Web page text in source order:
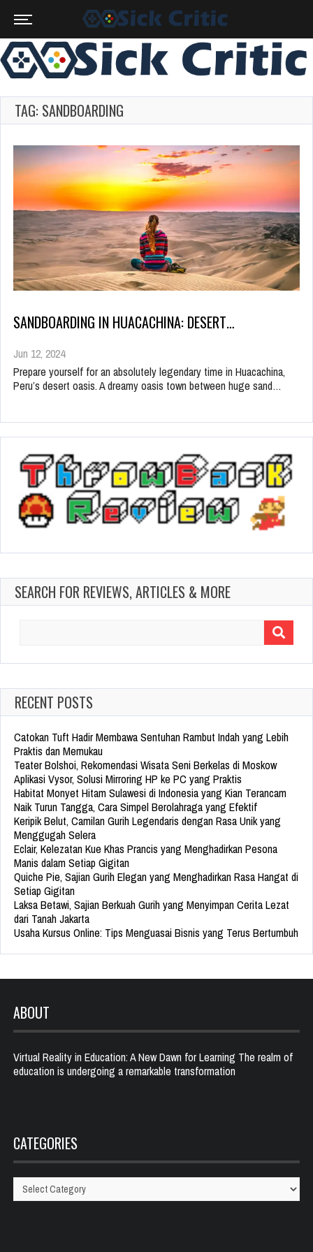
TAG: SANDBOARDING
SANDBOARDING IN HUACACHINA: DESERT…
Jun 12, 2024
Prepare yourself for an absolutely legendary time in Huacachina,
Peru’s desert oasis. A dreamy oasis town between huge sand…
SEARCH FOR REVIEWS, ARTICLES & MORE
RECENT POSTS
Catokan Tuft Hadir Membawa Sentuhan Rambut Indah yang Lebih
Praktis dan Memukau
Teater Bolshoi, Rekomendasi Wisata Seni Berkelas di Moskow
Aplikasi Vysor, Solusi Mirroring HP ke PC yang Praktis
Habitat Monyet Hitam Sulawesi di Indonesia yang Kian Terancam
Naik Turun Tangga, Cara Simpel Berolahraga yang Efektif
Keripik Belut, Camilan Gurih Legendaris dengan Rasa Unik yang
Menggugah Selera
Eclair, Kelezatan Kue Khas Prancis yang Menghadirkan Pesona
Manis dalam Setiap Gigitan
Quiche Pie, Sajian Gurih Elegan yang Menghadirkan Rasa Hangat di
Setiap Gigitan
Laksa Betawi, Sajian Berkuah Gurih yang Menyimpan Cerita Lezat
dari Tanah Jakarta
Usaha Kursus Online: Tips Menguasai Bisnis yang Terus Bertumbuh
ABOUT
Virtual Reality in Education: A New Dawn for Learning The realm of
education is undergoing a remarkable transformation
CATEGORIES
Categories